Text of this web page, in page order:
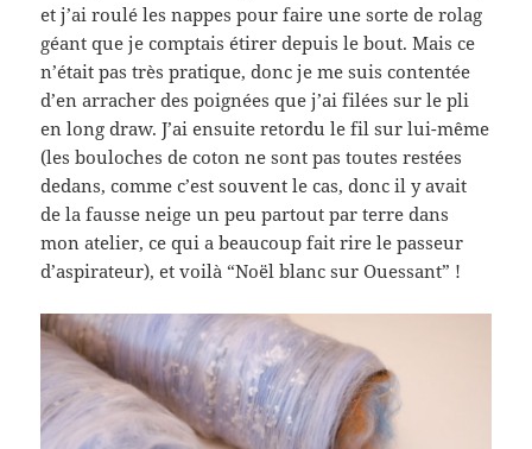
et j’ai roulé les nappes pour faire une sorte de rolag
géant que je comptais étirer depuis le bout. Mais ce
n’était pas très pratique, donc je me suis contentée
d’en arracher des poignées que j’ai filées sur le pli
en long draw. J’ai ensuite retordu le fil sur lui-même
(les bouloches de coton ne sont pas toutes restées
dedans, comme c’est souvent le cas, donc il y avait
de la fausse neige un peu partout par terre dans
mon atelier, ce qui a beaucoup fait rire le passeur
d’aspirateur), et voilà “Noël blanc sur Ouessant” !